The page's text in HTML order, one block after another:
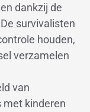
dankzij de
survivalisten
houden,
verzamelen
van
met kinderen